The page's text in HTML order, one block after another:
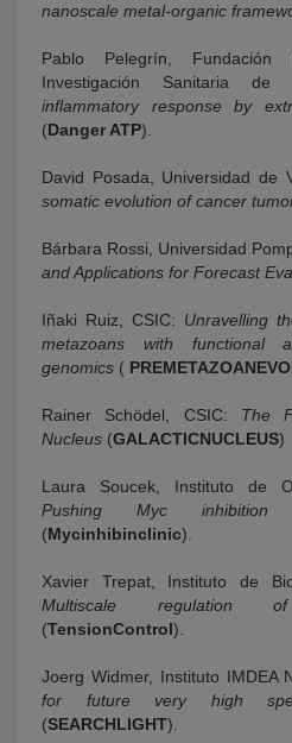
nanoscale metal-organic
Pablo Pelegrín,
Investigación Sanitaria de
inflammatory response by
(Danger ATP).
David Posada, Universidad de
somatic evolution of cancer
Bárbara Rossi, Universidad
and Applications for Forecast
Iñaki Ruiz, CSIC: Unravelling
metazoans with functional
genomics (
Rainer Schödel, CSIC: The
Nucleus (GALACTICNUCLEUS)
Laura Soucek, Instituto de
Pushing Myc
(Mycinhibinclinic).
Xavier Trepat, Instituto de
Multiscale regulation
(TensionControl).
Joerg Widmer, Instituto IMDEA
for future very high
(SEARCHLIGHT).